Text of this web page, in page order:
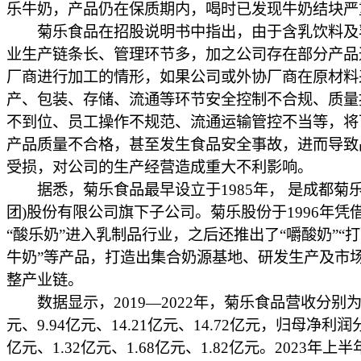
乐牛奶，产品仍在保质期内，喝时已发现牛奶结块
菊乐食品在招股说明书中指出，由于含乳饮料及
业生产链条长、管理环节多，加之公司存在部分产
厂商进行加工的情形，如果公司或外协厂商在原材
产、包装、存储、流通等环节安全控制不合规、质
不到位、员工操作不规范、流通运输管控不当等，
产品质量不合格，甚至发生食品安全事故，进而导
受损，对公司的生产经营造成重大不利影响。
据悉，菊乐食品最早设立于1985年， 是成都菊
团)股份有限公司旗下子公司。菊乐股份于1996年凭
“酸乐奶”进入乳制品行业，之后还推出了“嚼酸奶”“
牛奶”等产品，打造出集合奶源基地、研发生产及市
整产业链。
数据显示，2019—2022年，菊乐食品营收分别
元、9.94亿元、14.21亿元、14.72亿元，归母净利润
亿元、1.32亿元、1.68亿元、1.82亿元。2023年上半